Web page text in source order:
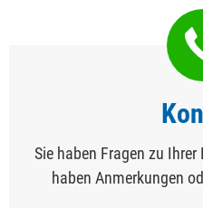
Sie haben Fragen zu
haben Anmerkungen